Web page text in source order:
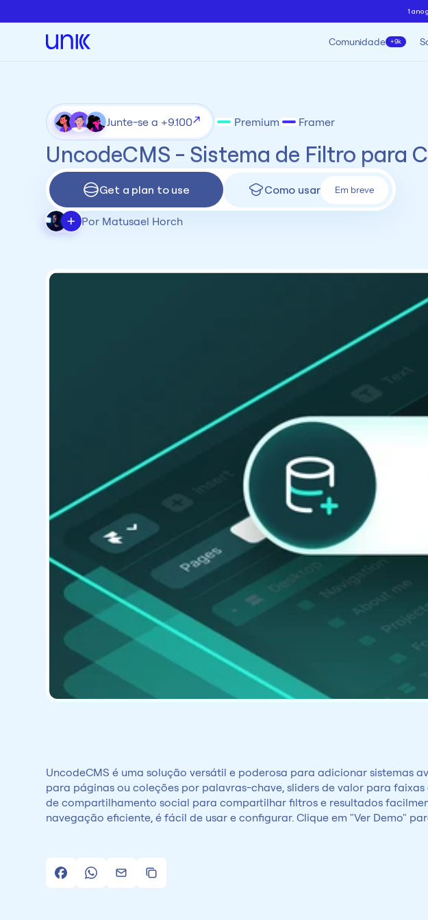
Junte-se a +9.100 Premium Framer
UncodeCMS - Sistema de Filtro para
Get a plan to use Como usar Em breve
+ Por Matusael Horch
UncodeCMS é uma solução versátil e poderosa para adicionar sistemas
para páginas ou coleções por palavras-chave, sliders de valor para
de compartilhamento social para compartilhar filtros e resultados
navegação eficiente, é fácil de usar e configurar. Clique em "Ver Demo"
1 ano
Comunidade +9k